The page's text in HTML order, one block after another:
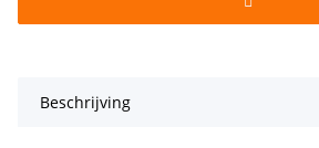
Beschrijving